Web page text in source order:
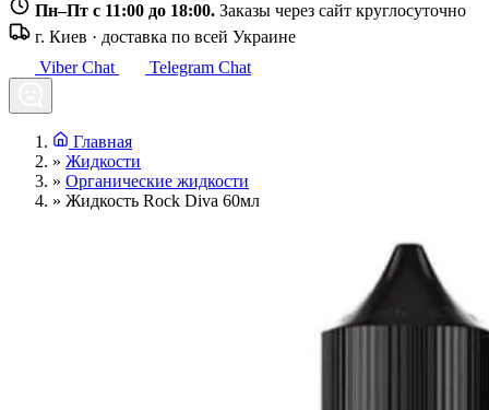
Пн–Пт с 11:00 до 18:00. Заказы через сайт круглосуточно
г. Киев · доставка по всей Украине
Viber Chat
Telegram Chat
Главная
» Жидкости
» Органические жидкости
» Жидкость Rock Diva 60мл